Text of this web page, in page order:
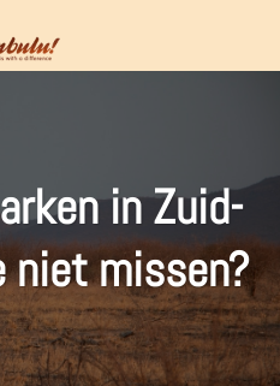
in Zuid-
niet missen?